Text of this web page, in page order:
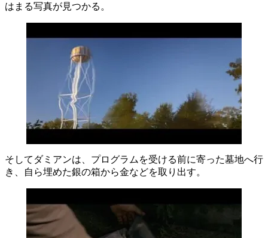
はまる写真が見つかる。
そしてダミアンは、プログラムを受ける前に寄った墓地へ行
き、自ら埋めた銀の箱から金などを取り出す。